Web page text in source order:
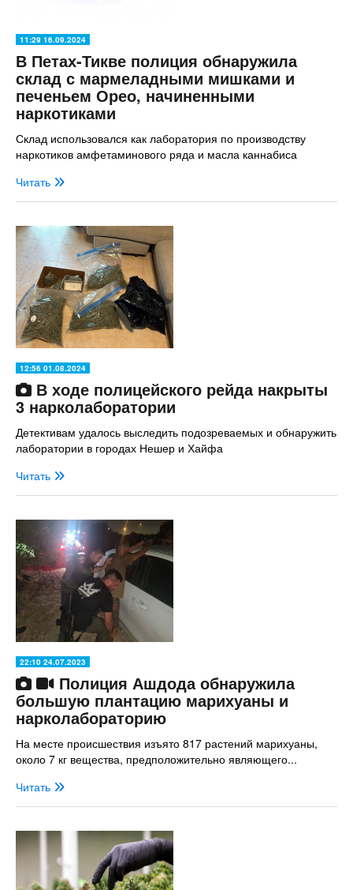
11:29 16.09.2024
В Петах-Тикве полиция обнаружила
склад с мармеладными мишками и
печеньем Орео, начиненными
наркотиками
Склад использовался как лаборатория по производству
наркотиков амфетаминового ряда и масла каннабиса
Читать
12:56 01.08.2024
В ходе полицейского рейда накрыты
3 нарколаборатории
Детективам удалось выследить подозреваемых и обнаружить
лаборатории в городах Нешер и Хайфа
Читать
22:10 24.07.2023
Полиция Ашдода обнаружила
большую плантацию марихуаны и
нарколабораторию
На месте происшествия изъято 817 растений марихуаны,
около 7 кг вещества, предположительно являющего...
Читать